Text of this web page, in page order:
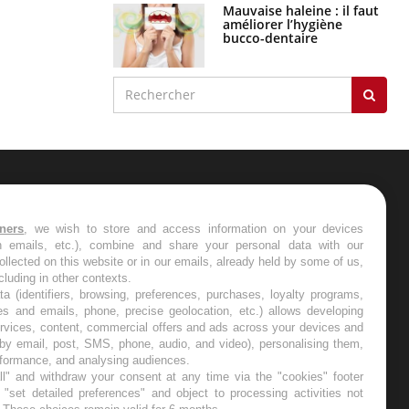
Mauvaise haleine : il faut
améliorer l’hygiène
bucco-dentaire
les semaines les meilleures
, we wish to store and access information on your devices
emails, etc.), combine and share your personal data with our
on this website or in our emails, already held by some of us,
in other contexts.
(identifiers, browsing, preferences, purchases, loyalty programs,
and emails, phone, precise geolocation, etc.) allows developing
content, commercial offers and ads across your devices and
email, post, SMS, phone, audio, and video), personalising them,
and analysing audiences.
and withdraw your consent at any time via the "cookies" footer
detailed preferences" and object to processing activities not